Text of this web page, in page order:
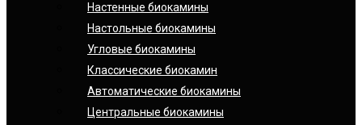
Настенные биокамины
Настoльные биокамины
Угловые биокамины
Классические биокамин
Автоматические биокамины
Центральные биокамины